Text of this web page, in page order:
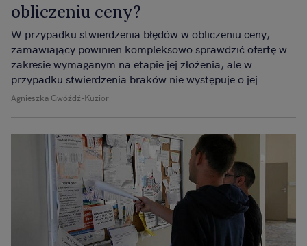
obliczeniu ceny?
Agnieszka Gwóźdź-Kuzior
W przypadku stwierdzenia błędów w obliczeniu ceny,
zamawiający powinien kompleksowo sprawdzić ofertę w
zakresie wymaganym na etapie jej złożenia, ale w
przypadku stwierdzenia braków nie występuje o jej
uzupełnienie lub poprawienie.